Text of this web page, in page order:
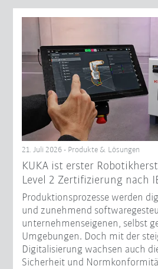
Filter zurücksetzen
21. Juli 2026 - Produkte & Lösungen
KUKA ist erster
Level 2 Zertifizierung nach
Produktionsprozesse werden
und zunehmend
unternehmenseigenen, selbst
Umgebungen. Doch mit der
Digitalisierung wachsen auch
Sicherheit und